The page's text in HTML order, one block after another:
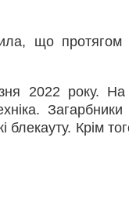
що протягом
2022 року. На
Крім